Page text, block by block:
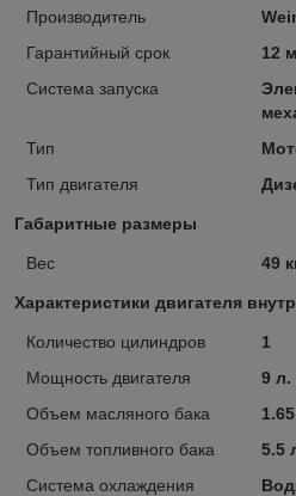
Производитель
Гарантийный срок
12
Система запуска
Тип
Тип двигателя
Габаритные размеры
Вес 49
Характеристики двигателя
Количество цилиндров
1
Мощность двигателя
9 л.
Объем масляного бака
Объем топливного бака
5.5
Система охлаждения